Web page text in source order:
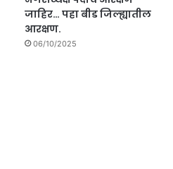
जाहिर… पहा बीड जिल्ह्यातील
आरक्षण.
06/10/2025